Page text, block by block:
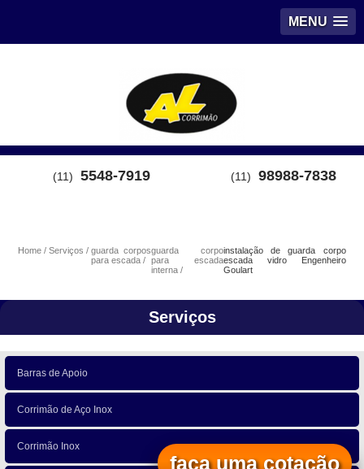
MENU
(11) 5548-7919 (11) 98988-7838
Home Serviços
guarda corpos
para escada
guarda corpo
para escada
interna
instalação de guarda corpo
escada vidro Engenheiro
Goulart
Serviços
Barras de Apoio
Corrimão de Aço Inox
Corrimão Inox
faça uma cotação